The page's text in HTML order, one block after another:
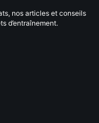
nos articles et conseils
d’entraînement.